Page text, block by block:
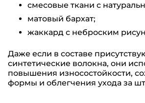
смесовые ткани с
матовый бархат;
жаккард с неброским
Даже если в составе
синтетические волокна, они
повышения износостойкости,
формы и облегчения ухода за